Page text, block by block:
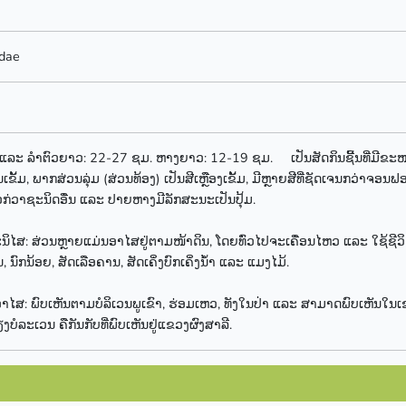
ລຳຕົວຍາວ: 22-27 ຊມ. ຫາງຍາວ: 12-19 ຊມ. ເປັນສັດກິນຊີ້ນທີ່ມີຂະ
ຂັ້ມ, ພາກສ່ວນລຸ່ມ (ສ່ວນທ້ອງ) ເປັນສີເຫຼືອງເຂັ້ມ, ມີຫຼາຍສີທີ່ຊັດເຈນກວ່າຈອ
ກ່ວາຊະນິດອື່ນ ແລະ ປາຍຫາງມີລັກສະນະເປັນປຸ້ມ.
ສ: ສ່ວນຫຼາຍແມ່ນອາໄສຢູ່ຕາມໜ້າດິນ, ໂດຍທົ່ວໄປຈະເຄື່ອນໄຫວ ແລະ ໃຊ້ຊີ
ນົກນ້ອຍ, ສັດເລືອຄານ, ສັດເຄິ່ງບົກເຄິ່ງນ້ຳ ແລະ ແມງໄມ້.
ສ: ພົບເຫັນຕາມບໍລິເວນພູເຂົາ, ຮ່ອມເຫວ, ທັງໃນປ່າ ແລະ ສາມາດພົບເຫັນໃນ
ບໍລະເວນ ຄືກັນກັບທີ່ພົບເຫັນຢູ່ແຂວງຜົງສາລີ.